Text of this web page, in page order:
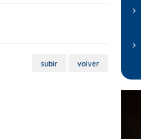
subir volver